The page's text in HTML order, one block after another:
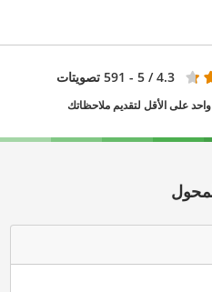
4.3 / 5 - 591 تصويتات
على الأقل لتقديم ملاحظاتك